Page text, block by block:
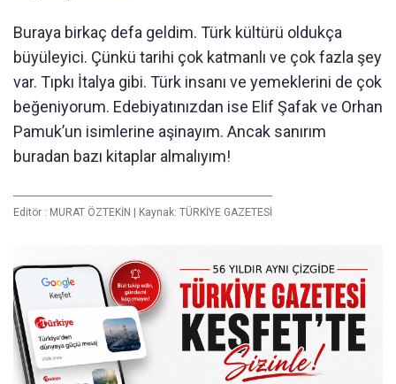
Buraya birkaç defa geldim. Türk kültürü oldukça
büyüleyici. Çünkü tarihi çok katmanlı ve çok fazla şey
var. Tıpkı İtalya gibi. Türk insanı ve yemeklerini de çok
beğeniyorum. Edebiyatınızdan ise Elif Şafak ve Orhan
Pamuk’un isimlerine aşinayım. Ancak sanırım
buradan bazı kitaplar almalıyım!
Editör : MURAT ÖZTEKİN Kaynak: TÜRKİYE GAZETESİ